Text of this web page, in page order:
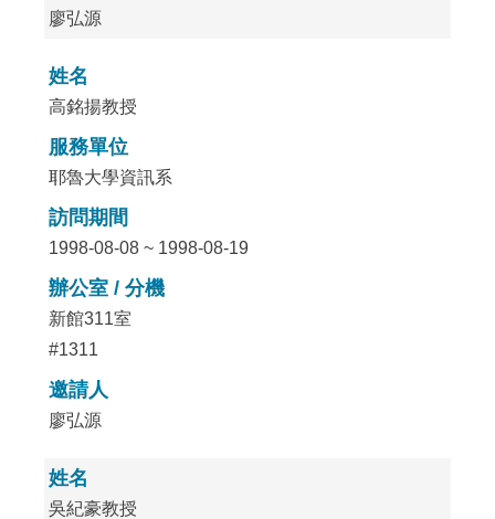
廖弘源
姓名
高銘揚教授
服務單位
耶魯大學資訊系
訪問期間
1998-08-08 ~ 1998-08-19
辦公室 / 分機
新館311室
#1311
邀請人
廖弘源
姓名
吳紀豪教授